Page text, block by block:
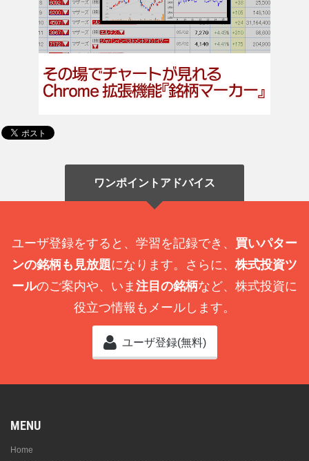
ワンポイントアドバイス
ユーザ登録をすると、学習を記録でき、 買いパター
ンの銘柄も見放題になります。さらに、 株式投資ツ
ールのご案内や、いま 注目の銘柄など、株式投資に
役立つ情報もメールします。
ユーザ登録(無料)
MENU
Home